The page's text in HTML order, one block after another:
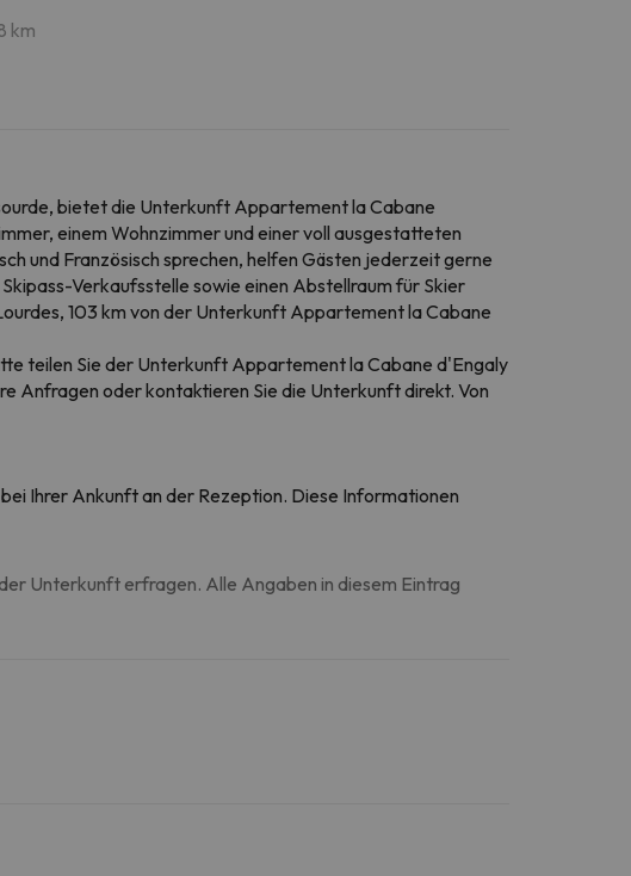
km
bietet die Unterkunft Appartement la Cabane
einem Wohnzimmer und einer voll ausgestatteten
und Französisch sprechen, helfen Gästen jederzeit gerne
Verkaufsstelle sowie einen Abstellraum für Skier
103 km von der Unterkunft Appartement la Cabane
teilen Sie der Unterkunft Appartement la Cabane d'Engaly
Anfragen oder kontaktieren Sie die Unterkunft direkt. Von
Ihrer Ankunft an der Rezeption. Diese Informationen
Unterkunft erfragen. Alle Angaben in diesem Eintrag